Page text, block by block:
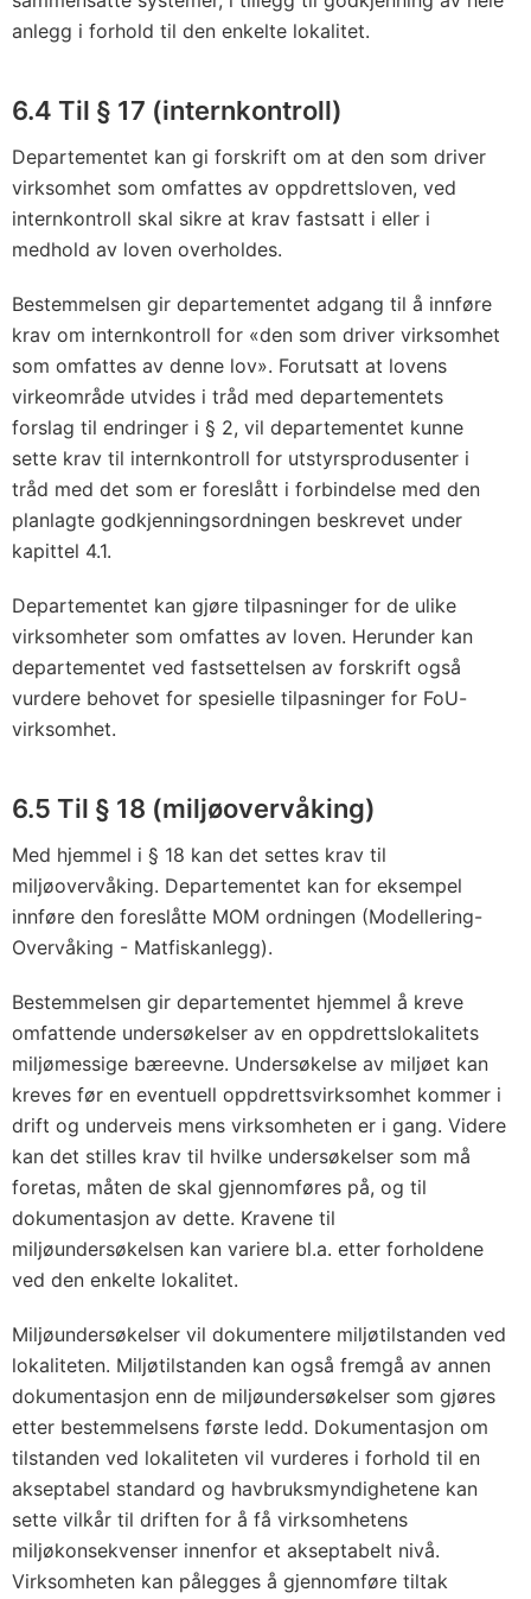
anlegg i forhold til den enkelte lokalitet.
6.4 Til § 17 (internkontroll)
Departementet kan gi forskrift om at den som driver
virksomhet som omfattes av oppdrettsloven, ved
internkontroll skal sikre at krav fastsatt i eller i
medhold av loven overholdes.
Bestemmelsen gir departementet adgang til å innføre
krav om internkontroll for «den som driver virksomhet
som omfattes av denne lov». Forutsatt at lovens
virkeområde utvides i tråd med departementets
forslag til endringer i § 2, vil departementet kunne
sette krav til internkontroll for utstyrsprodusenter i
tråd med det som er foreslått i forbindelse med den
planlagte godkjenningsordningen beskrevet under
kapittel 4.1.
Departementet kan gjøre tilpasninger for de ulike
virksomheter som omfattes av loven. Herunder kan
departementet ved fastsettelsen av forskrift også
vurdere behovet for spesielle tilpasninger for FoU-
virksomhet.
6.5 Til § 18 (miljøovervåking)
Med hjemmel i § 18 kan det settes krav til
miljøovervåking. Departementet kan for eksempel
innføre den foreslåtte MOM ordningen (Modellering-
Overvåking - Matfiskanlegg).
Bestemmelsen gir departementet hjemmel å kreve
omfattende undersøkelser av en oppdrettslokalitets
miljømessige bæreevne. Undersøkelse av miljøet kan
kreves før en eventuell oppdrettsvirksomhet kommer i
drift og underveis mens virksomheten er i gang. Videre
kan det stilles krav til hvilke undersøkelser som må
foretas, måten de skal gjennomføres på, og til
dokumentasjon av dette. Kravene til
miljøundersøkelsen kan variere bl.a. etter forholdene
ved den enkelte lokalitet.
Miljøundersøkelser vil dokumentere miljøtilstanden ved
lokaliteten. Miljøtilstanden kan også fremgå av annen
dokumentasjon enn de miljøundersøkelser som gjøres
etter bestemmelsens første ledd. Dokumentasjon om
tilstanden ved lokaliteten vil vurderes i forhold til en
akseptabel standard og havbruksmyndighetene kan
sette vilkår til driften for å få virksomhetens
miljøkonsekvenser innenfor et akseptabelt nivå.
Virksomheten kan pålegges å gjennomføre tiltak